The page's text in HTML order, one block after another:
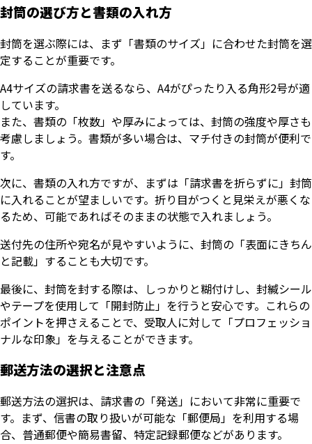
封筒の選び方と書類の入れ方
封筒を選ぶ際には、まず「書類のサイズ」に合わせた封筒を選
定することが重要です。
A4サイズの請求書を送るなら、A4がぴったり入る角形2号が適
しています。
また、書類の「枚数」や厚みによっては、封筒の強度や厚さも
考慮しましょう。書類が多い場合は、マチ付きの封筒が便利で
す。
次に、書類の入れ方ですが、まずは「請求書を折らずに」封筒
に入れることが望ましいです。折り目がつくと見栄えが悪くな
るため、可能であればそのままの状態で入れましょう。
送付先の住所や宛名が見やすいように、封筒の「表面にきちん
と記載」することも大切です。
最後に、封筒を封する際は、しっかりと糊付けし、封緘シール
やテープを使用して「開封防止」を行うと安心です。これらの
ポイントを押さえることで、受取人に対して「プロフェッショ
ナルな印象」を与えることができます。
郵送方法の選択と注意点
郵送方法の選択は、請求書の「発送」において非常に重要で
す。まず、信書の取り扱いが可能な「郵便局」を利用する場
合、普通郵便や簡易書留、特定記録郵便などがあります。